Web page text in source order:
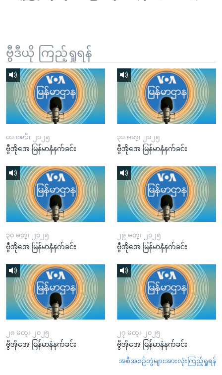
ဗွီဒီယို ကြည့်ရှုရန်
၀၁ ဧၿပီ၊ ၂၀၂၅
ဗွီအိုအေ မြန်မာနံနက်ခင်း
၃၁ မတ္၊ ၂၀၂၅
ဗွီအိုအေ မြန်မာနံနက်ခင်း
၃၀ မတ္၊ ၂၀၂၅
ဗွီအိုအေ မြန်မာနံနက်ခင်း
၂၉ မတ္၊ ၂၀၂၅
ဗွီအိုအေ မြန်မာနံနက်ခင်း
၂၈ မတ္၊ ၂၀၂၅
ဗွီအိုအေ မြန်မာနံနက်ခင်း
၂၇ မတ္၊ ၂၀၂၅
ဗွီအိုအေ မြန်မာနံနက်ခင်း
အစီအစဉ်တွဲများအားလုံးကြည့်ရှုရန်